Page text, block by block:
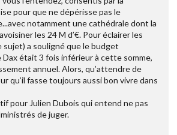
pour que ne dépérisse pas le
notamment une cathédrale dont la
les 24 M d’€. Pour éclairer les
sujet) a souligné que le budget
Dax était 3 fois inférieur à cette somme,
annuel. Alors, qu’attendre de
qu’il fasse toujours aussi bon vivre dans
pour Julien Dubois qui entend ne pas
de juger.